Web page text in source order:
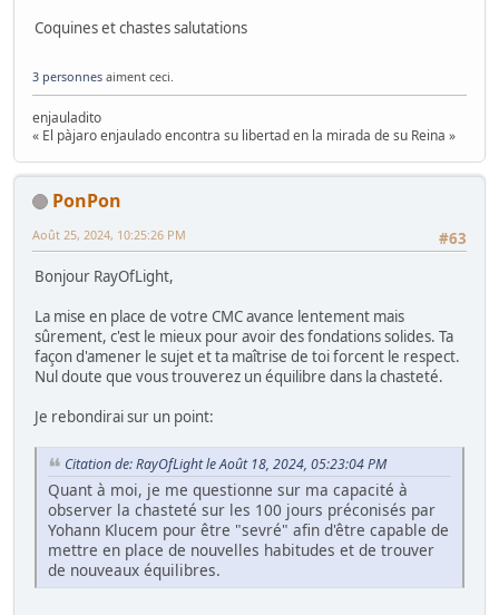
Coquines et chastes salutations
3 personnes aiment ceci.
enjauladito
« El pàjaro enjaulado encontra su libertad en la mirada de su Reina »
PonPon
#63
Août 25, 2024, 10:25:26 PM
Bonjour RayOfLight,
La mise en place de votre CMC avance lentement mais
sûrement, c'est le mieux pour avoir des fondations solides. Ta
façon d'amener le sujet et ta maîtrise de toi forcent le respect.
Nul doute que vous trouverez un équilibre dans la chasteté.
Je rebondirai sur un point:
Citation de: RayOfLight le Août 18, 2024, 05:23:04 PM
Quant à moi, je me questionne sur ma capacité à
observer la chasteté sur les 100 jours préconisés par
Yohann Klucem pour être "sevré" afin d'être capable de
mettre en place de nouvelles habitudes et de trouver
de nouveaux équilibres.